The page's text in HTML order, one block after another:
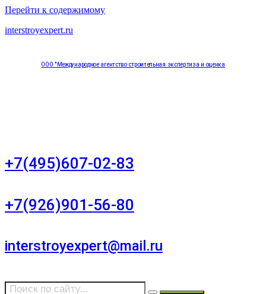
Перейти к содержимому
interstroyexpert.ru
ООО "Международное агентство строительная экспертиза и оценка
+7(495)607-02-83
+7(926)901-56-80
interstroyexpert@mail.ru